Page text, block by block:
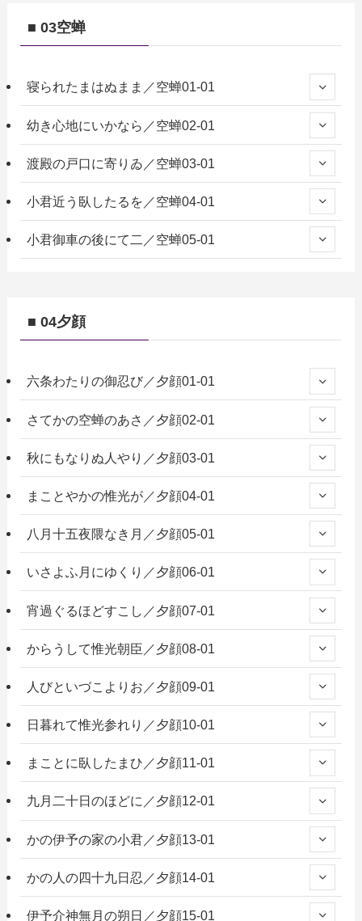
■ 03空蝉
寝られたまはぬまま／空蝉01-01
幼き心地にいかなら／空蝉02-01
渡殿の戸口に寄りゐ／空蝉03-01
小君近う臥したるを／空蝉04-01
小君御車の後にて二／空蝉05-01
■ 04夕顔
六条わたりの御忍び／夕顔01-01
さてかの空蝉のあさ／夕顔02-01
秋にもなりぬ人やり／夕顔03-01
まことやかの惟光が／夕顔04-01
八月十五夜隈なき月／夕顔05-01
いさよふ月にゆくり／夕顔06-01
宵過ぐるほどすこし／夕顔07-01
からうして惟光朝臣／夕顔08-01
人びといづこよりお／夕顔09-01
日暮れて惟光参れり／夕顔10-01
まことに臥したまひ／夕顔11-01
九月二十日のほどに／夕顔12-01
かの伊予の家の小君／夕顔13-01
かの人の四十九日忍／夕顔14-01
伊予介神無月の朔日／夕顔15-01